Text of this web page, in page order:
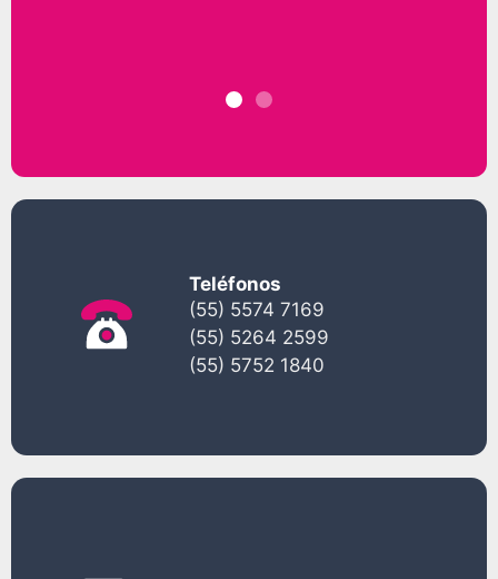
Teléfonos
(55) 5574 7169
(55) 5264 2599
(55) 5752 1840